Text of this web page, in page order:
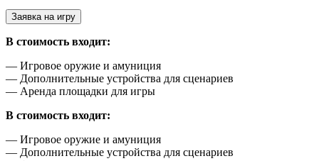
Заявка на игру
В стоимость входит:
— Игровое оружие и амуниция
— Дополнительные устройства для сценариев
— Аренда площадки для игры
В стоимость входит:
— Игровое оружие и амуниция
— Дополнительные устройства для сценариев